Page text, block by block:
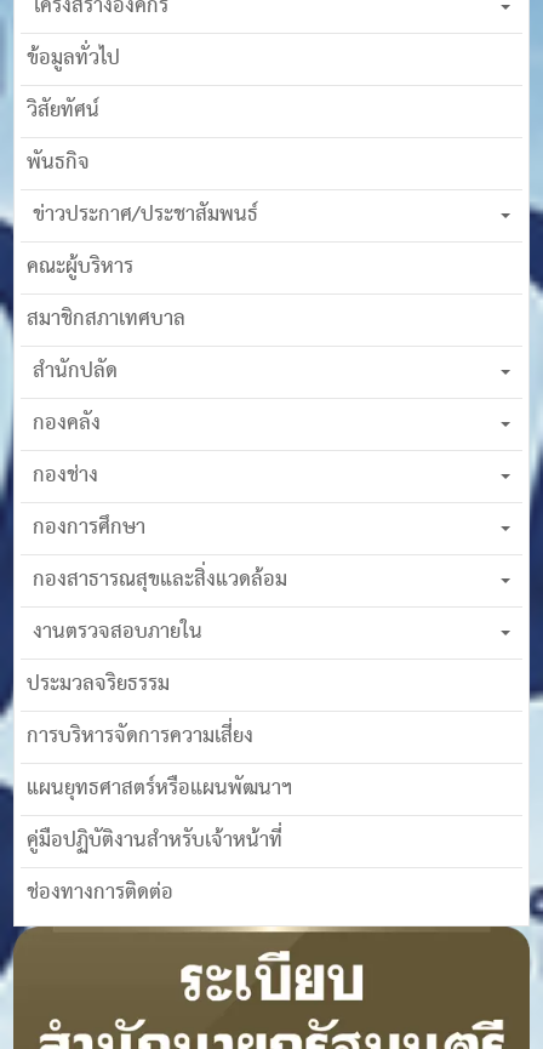
ข้อมูลทั่วไป
วิสัยทัศน์
พันธกิจ
ข่าวประกาศ/ประชาสัมพนธ์
คณะผู้บริหาร
สมาชิกสภาเทศบาล
สำนักปลัด
กองคลัง
กองช่าง
กองการศึกษา
กองสาธารณสุขและสิ่งแวดล้อม
งานตรวจสอบภายใน
ประมวลจริยธรรม
การบริหารจัดการความเสี่ยง
แผนยุทธศาสตร์หรือแผนพัฒนาฯ
คู่มือปฏิบัติงานสำหรับเจ้าหน้าที่
ช่องทางการติดต่อ